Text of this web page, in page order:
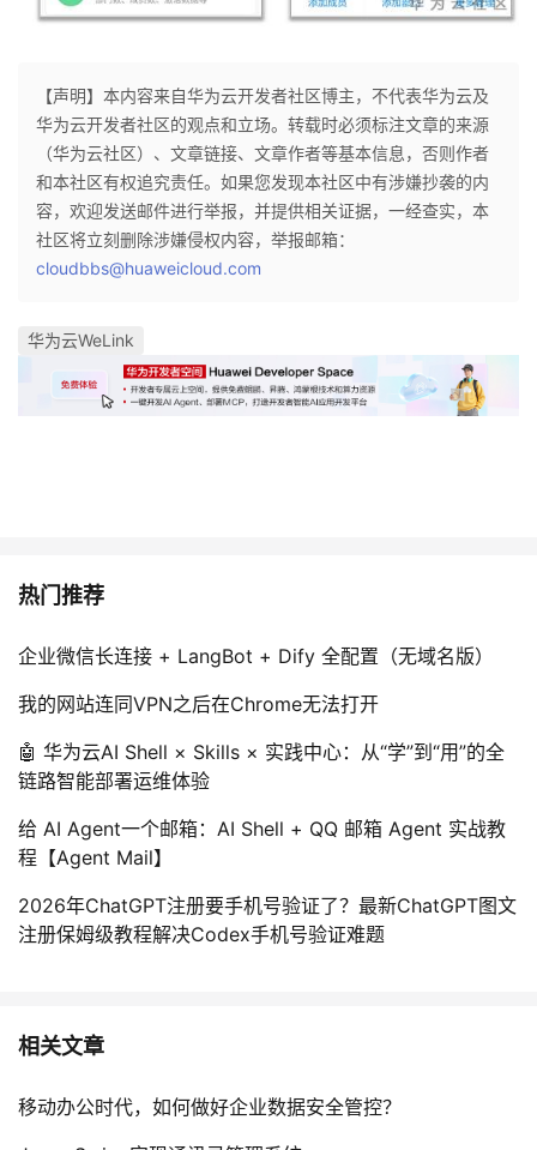
证
实
验
的
收
藏
支
持
声
建
议
【声明】本内容来自华为云开发者社区博主，不代表华为云及
华为云开发者社区的观点和立场。转载时必须标注文章的来源
（华为云社区）、文章链接、文章作者等基本信息，否则作者
和本社区有权追究责任。如果您发现本社区中有涉嫌抄袭的内
容，欢迎发送邮件进行举报，并提供相关证据，一经查实，本
社区将立刻删除涉嫌侵权内容，举报邮箱：
cloudbbs@huaweicloud.com
华为云WeLink
热门推荐
企业微信长连接 + LangBot + Dify 全配置（无域名版）
我的网站连同VPN之后在Chrome无法打开
🤖 华为云AI Shell × Skills × 实践中心：从“学”到“用”的全
链路智能部署运维体验
给 AI Agent一个邮箱：AI Shell + QQ 邮箱 Agent 实战教
程【Agent Mail】
2026年ChatGPT注册要手机号验证了？最新ChatGPT图文
注册保姆级教程解决Codex手机号验证难题
相关文章
移动办公时代，如何做好企业数据安全管控？